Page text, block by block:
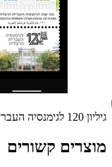
גיליון 120 לגימנסיה העברית הרצליה
מוצרים קשורים